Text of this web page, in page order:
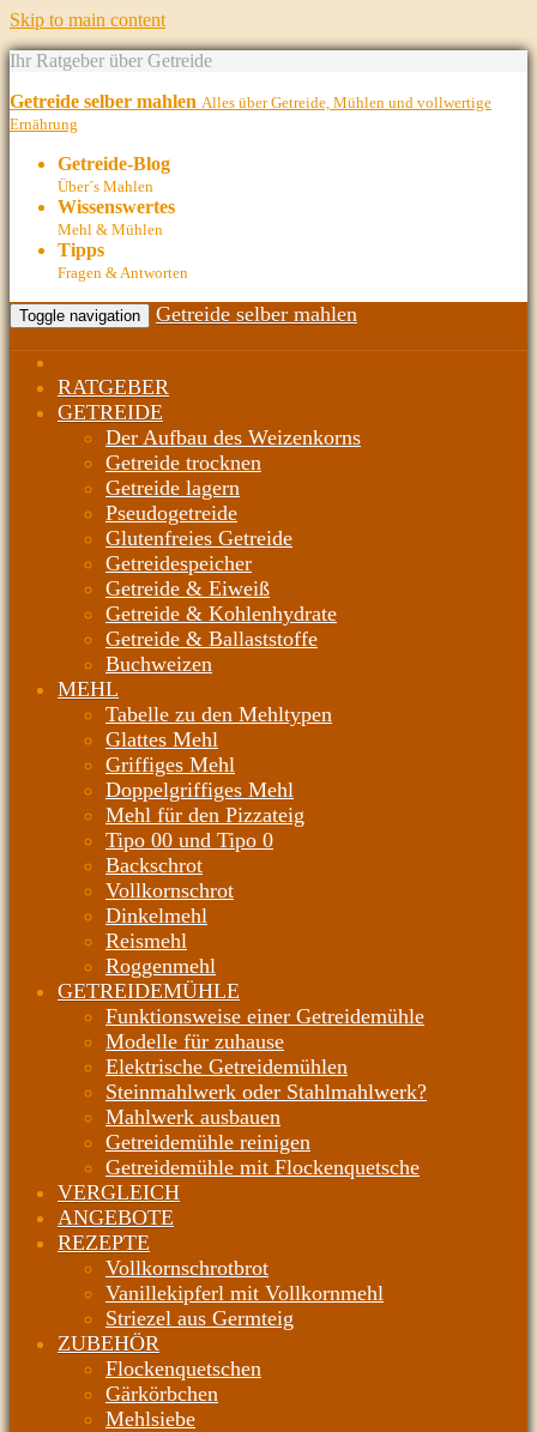
Skip to main content
Ihr Ratgeber über Getreide
Getreide selber mahlen Alles über Getreide, Mühlen und vollwertige
Ernährung
Getreide-Blog
Über´s Mahlen
Wissenswertes
Mehl & Mühlen
Tipps
Fragen & Antworten
Toggle navigation Getreide selber mahlen
RATGEBER
GETREIDE
Der Aufbau des Weizenkorns
Getreide trocknen
Getreide lagern
Pseudogetreide
Glutenfreies Getreide
Getreidespeicher
Getreide & Eiweiß
Getreide & Kohlenhydrate
Getreide & Ballaststoffe
Buchweizen
MEHL
Tabelle zu den Mehltypen
Glattes Mehl
Griffiges Mehl
Doppelgriffiges Mehl
Mehl für den Pizzateig
Tipo 00 und Tipo 0
Backschrot
Vollkornschrot
Dinkelmehl
Reismehl
Roggenmehl
GETREIDEMÜHLE
Funktionsweise einer Getreidemühle
Modelle für zuhause
Elektrische Getreidemühlen
Steinmahlwerk oder Stahlmahlwerk?
Mahlwerk ausbauen
Getreidemühle reinigen
Getreidemühle mit Flockenquetsche
VERGLEICH
ANGEBOTE
REZEPTE
Vollkornschrotbrot
Vanillekipferl mit Vollkornmehl
Striezel aus Germteig
ZUBEHÖR
Flockenquetschen
Gärkörbchen
Mehlsiebe